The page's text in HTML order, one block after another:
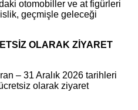
otomobiller ve at figürleri
geçmişle geleceği
OLARAK ZİYARET
– 31 Aralık 2026 tarihleri
olarak ziyaret